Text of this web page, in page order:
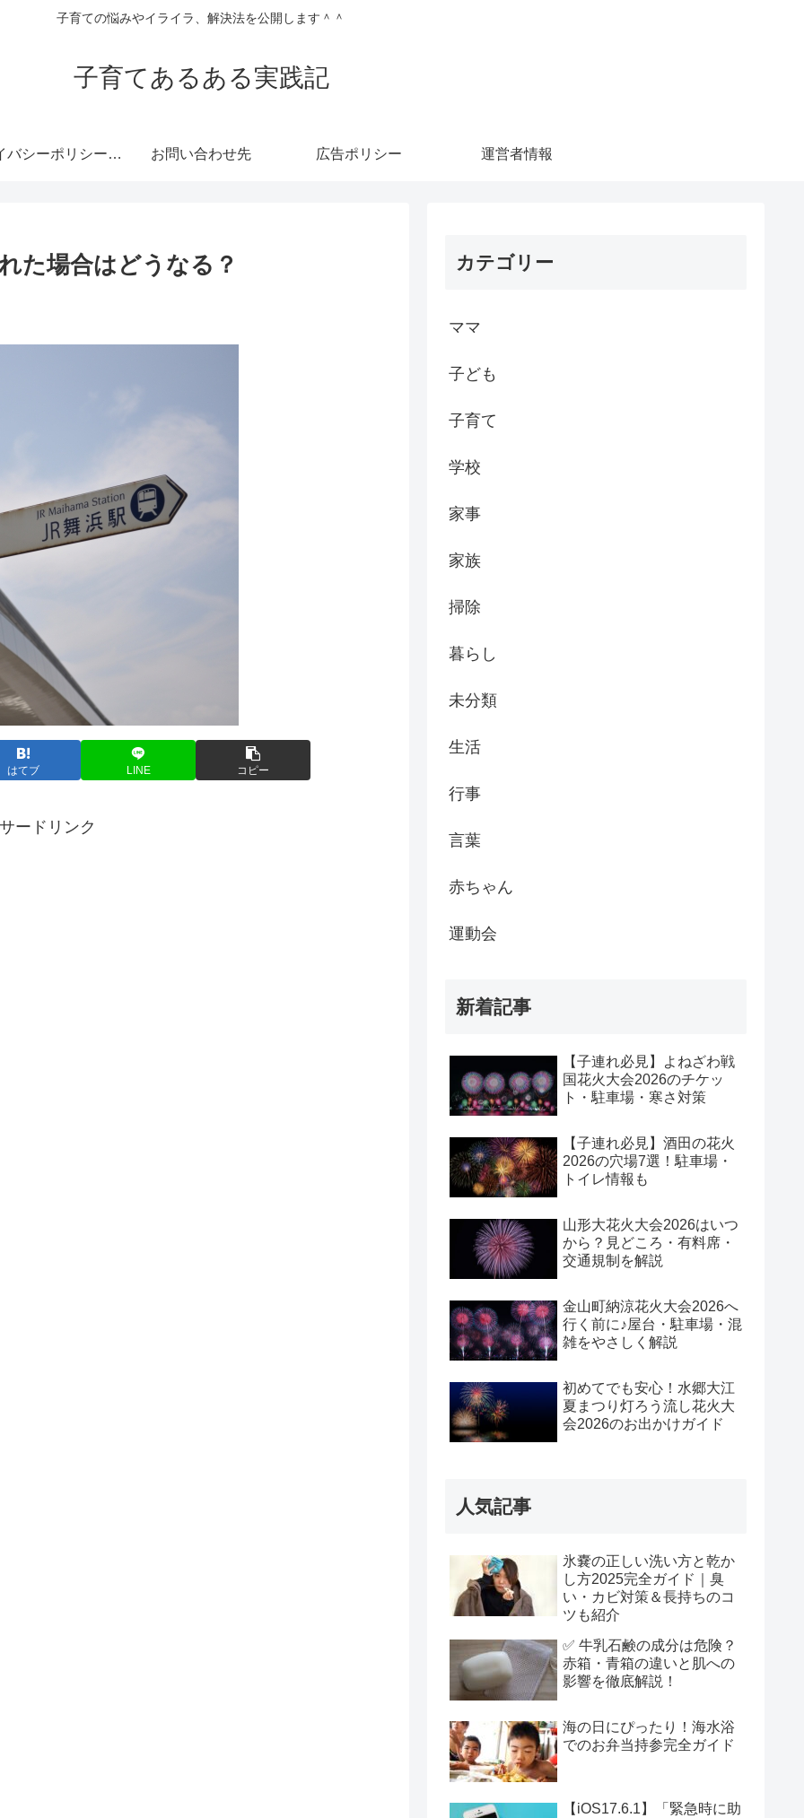
子育ての悩みやイライラ、解決法を公開します＾＾
子育てあるある実践記
プライバシーポリシー・免責事項 お問い合わせ先 広告ポリシー 運営者情報
た場合はどうなる？
はてブ LINE コピー
ードリンク
カテゴリー
ママ
子ども
子育て
学校
家事
家族
掃除
暮らし
未分類
生活
行事
言葉
赤ちゃん
運動会
新着記事
【子連れ必見】よねざわ戦
国花火大会2026のチケッ
ト・駐車場・寒さ対策
【子連れ必見】酒田の花火
2026の穴場7選！駐車場・
トイレ情報も
山形大花火大会2026はいつ
から？見どころ・有料席・
交通規制を解説
金山町納涼花火大会2026へ
行く前に♪屋台・駐車場・混
雑をやさしく解説
初めてでも安心！水郷大江
夏まつり灯ろう流し花火大
会2026のお出かけガイド
人気記事
氷嚢の正しい洗い方と乾か
し方2025完全ガイド｜臭
い・カビ対策＆長持ちのコ
ツも紹介
✅ 牛乳石鹸の成分は危険？
赤箱・青箱の違いと肌への
影響を徹底解説！
海の日にぴったり！海水浴
でのお弁当持参完全ガイド
【iOS17.6.1】「緊急時に助